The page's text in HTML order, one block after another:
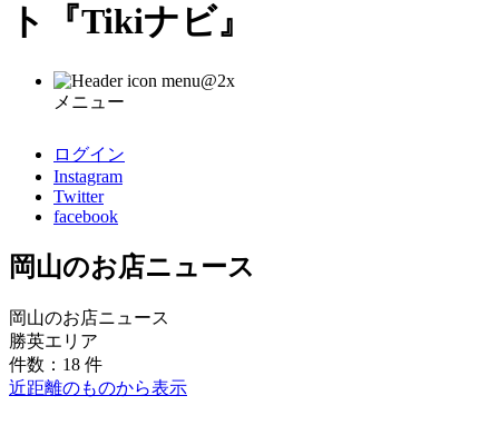
ト『Tikiナビ』
メニュー
ログイン
Instagram
Twitter
facebook
岡山のお店ニュース
岡山のお店ニュース
勝英エリア
件数：18 件
近距離のものから表示